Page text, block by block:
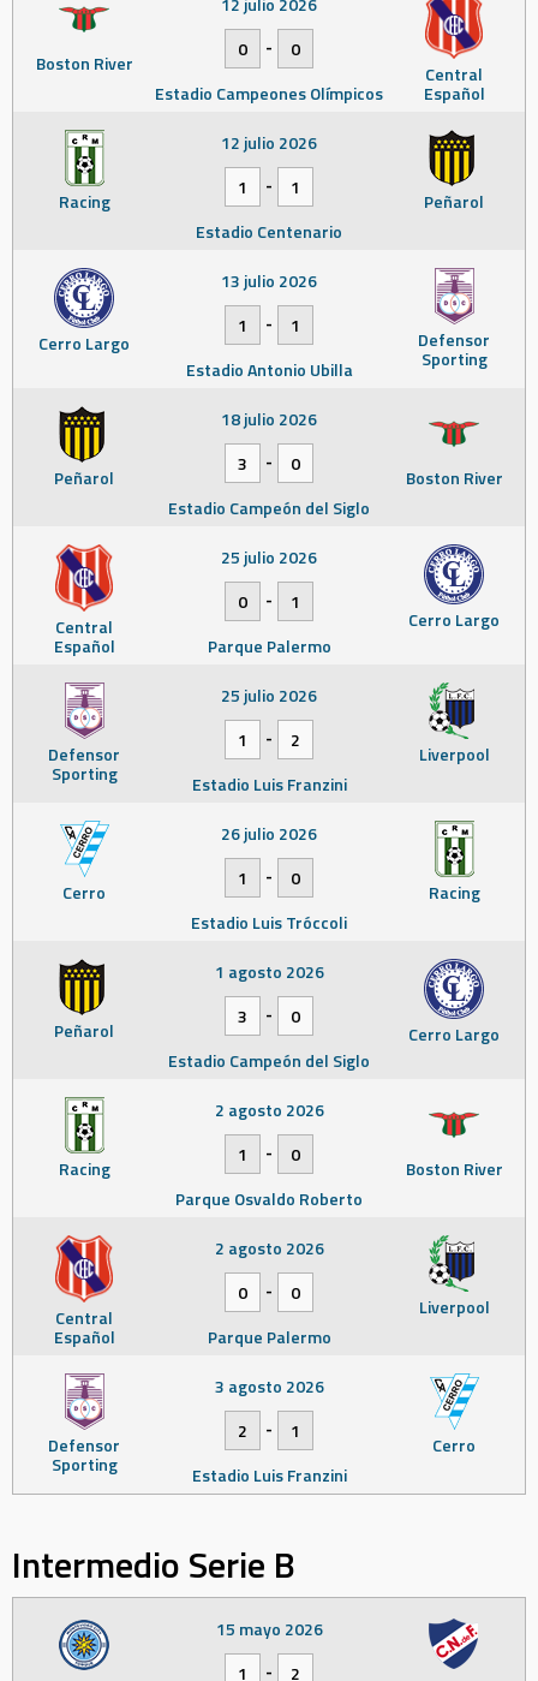
Boston River Central
Español
0
-
0
Estadio Campeones Olímpicos
Racing Peñarol
12 julio 2026
1
-
1
Estadio Centenario
Cerro Largo Defensor
Sporting
13 julio 2026
1
-
1
Estadio Antonio Ubilla
Peñarol Boston River
18 julio 2026
3
-
0
Estadio Campeón del Siglo
Central
Español
Cerro Largo
25 julio 2026
0
-
1
Parque Palermo
Defensor
Sporting
Liverpool
25 julio 2026
1
-
2
Estadio Luis Franzini
Cerro Racing
26 julio 2026
1
-
0
Estadio Luis Tróccoli
Peñarol Cerro Largo
1 agosto 2026
3
-
0
Estadio Campeón del Siglo
Racing Boston River
2 agosto 2026
1
-
0
Parque Osvaldo Roberto
Central
Español
Liverpool
2 agosto 2026
0
-
0
Parque Palermo
Defensor
Sporting
Cerro
3 agosto 2026
2
-
1
Estadio Luis Franzini
Intermedio Serie B
15 mayo 2026
1
- 2